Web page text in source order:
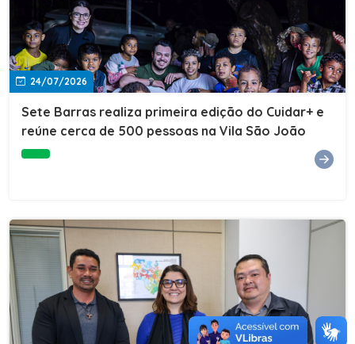
24/07/2026
Sete Barras realiza primeira edição do Cuidar+ e
reúne cerca de 500 pessoas na Vila São João